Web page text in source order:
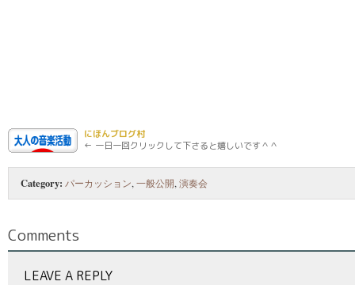
にほんブログ村
← 一日一回クリックして下さると嬉しいです＾＾
Category: パーカッション,一般公開,演奏会
Comments
LEAVE A REPLY